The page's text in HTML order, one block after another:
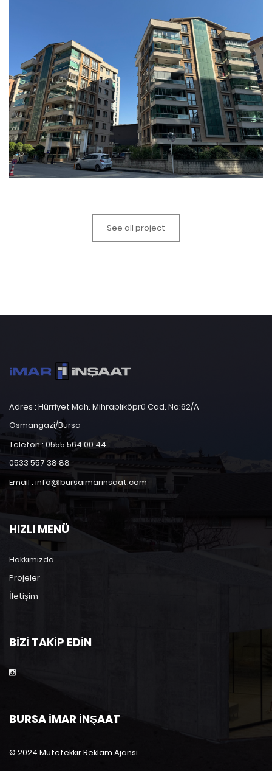
See all project
Adres : Hürriyet Mah. Mihraplıköprü Cad. No:62/A
Osmangazi/Bursa
Telefon : 0555 564 00 44
0533 557 38 88
Email : info@bursaimarinsaat.com
HIZLI MENÜ
Hakkımızda
Projeler
İletişim
BIZI TAKIP EDIN
BURSA İMAR İNŞAAT
© 2024 Mütefekkir Reklam Ajansı